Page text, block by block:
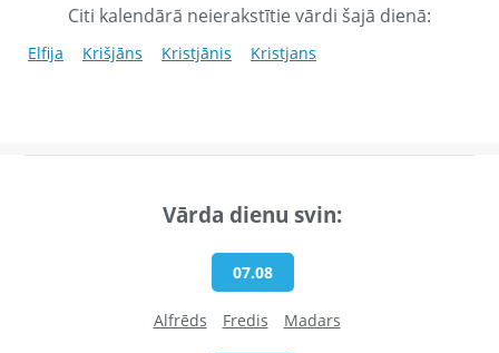
Citi kalendārā neierakstītie vārdi šajā dienā:
Elfija Krišjāns Kristjānis Kristjans
Vārda dienu svin:
07.08
Alfrēds Fredis Madars